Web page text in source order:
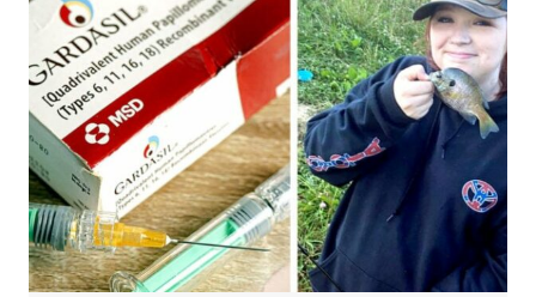
TRÈS
PUISSANT
DANS
LES
ESSAIS
DU
VACCIN
GARDASIL
CONTRE
LE
PAPILLOMAVIRUS
SANS